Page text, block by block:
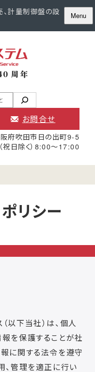
、計量制御盤の設
Menu
周年
お問合せ
府吹田市日の出町9-5
日除く）8:00〜17:00
リシー
以下当社）は、個人
を保護することが社
に関する法令を遵守
、管理を適正に行い